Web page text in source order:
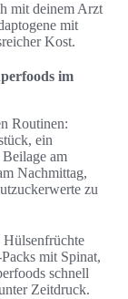
mit deinem Arzt
mit
Kost.
im
Routinen:
ein
am
Nachmittag,
zu
mit Spinat,
schnell
Zeitdruck.